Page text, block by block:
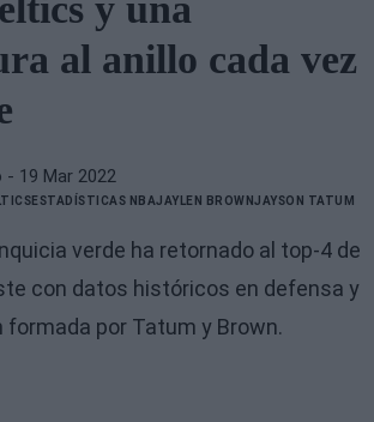
y una
al anillo cada vez
- 19 Mar 2022
ESTADÍSTICAS NBAJAYLEN BROWNJAYSON TATUM
verde ha retornado al top-4 de
con datos históricos en defensa y
formada por Tatum y Brown.